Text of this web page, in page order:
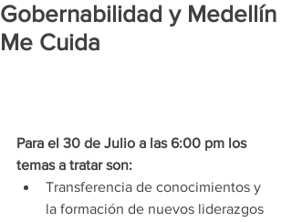
Gobernabilidad y Medellín
Me Cuida
Para el 30 de Julio a las 6:00 pm los
temas a tratar son:
Transferencia de conocimientos y
la formación de nuevos liderazgos